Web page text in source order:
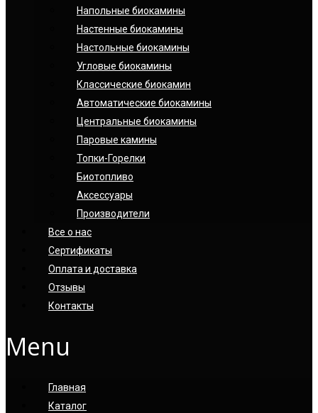
Напольные биокамины
Настенные биокамины
Настoльные биокамины
Угловые биокамины
Классические биокамин
Автоматические биокамины
Центральные биокамины
Паровые камины
Топки-Горелки
Биотопливо
Аксессуары
Производители
Все о нас
Сертификаты
Оплата и доставка
Отзывы
Контакты
Menu
Главная
Каталог